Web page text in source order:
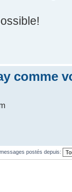
comme
postés depuis: